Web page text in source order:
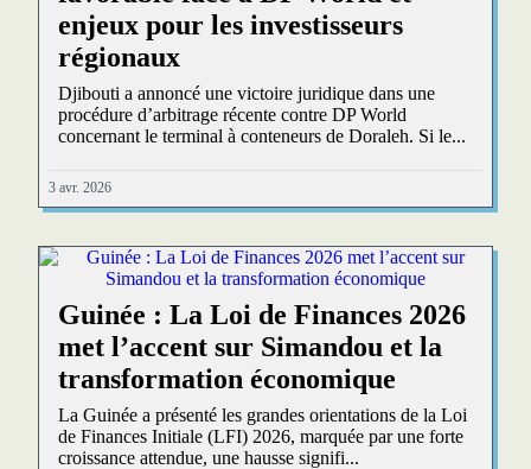
enjeux pour les investisseurs
régionaux
Djibouti a annoncé une victoire juridique dans une
procédure d’arbitrage récente contre DP World
concernant le terminal à conteneurs de Doraleh. Si le...
3 avr. 2026
Guinée : La Loi de Finances 2026
met l’accent sur Simandou et la
transformation économique
La Guinée a présenté les grandes orientations de la Loi
de Finances Initiale (LFI) 2026, marquée par une forte
croissance attendue, une hausse signifi...